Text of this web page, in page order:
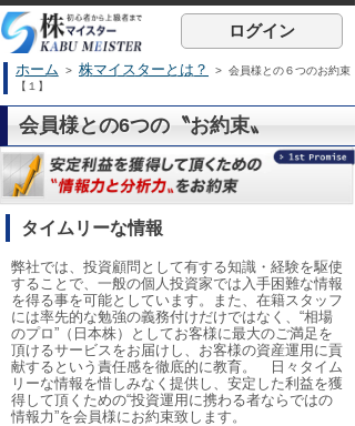
ログイン
ホーム > 株マイスターとは？
> 会員様との６つのお約束
【１】
会員様との6つの〝お約束〟
タイムリーな情報
弊社では、投資顧問として有する知識・経験を駆使
することで、一般の個人投資家では入手困難な情報
を得る事を可能としています。また、在籍スタッフ
には率先的な勉強の義務付けだけではなく、“相場
のプロ”（日本株）としてお客様に最大のご満足を
頂けるサービスをお届けし、お客様の資産運用に貢
献するという責任感を徹底的に教育。 日々タイム
リーな情報を惜しみなく提供し、安定した利益を獲
得して頂くための“投資運用に携わる者ならではの
情報力”を会員様にお約束致します。